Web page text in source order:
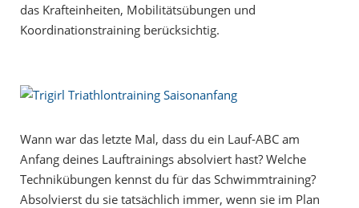
das Krafteinheiten, Mobilitätsübungen und
Koordinationstraining berücksichtig.
Wann war das letzte Mal, dass du ein Lauf-ABC am
Anfang deines Lauftrainings absolviert hast? Welche
Technikübungen kennst du für das Schwimmtraining?
Absolvierst du sie tatsächlich immer, wenn sie im Plan